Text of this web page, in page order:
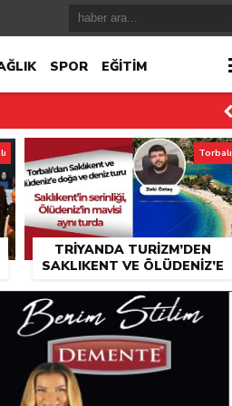
SPOR EĞİTİM
TRIYANDA TURIZM’DEN
SAKLIKENT VE ÖLÜDENIZ’E
Torbalı